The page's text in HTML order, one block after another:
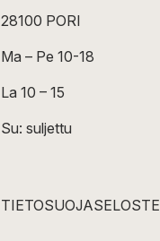
28100 PORI
Ma – Pe 10-18
La 10 – 15
Su: suljettu
TIETOSUOJASELOSTE